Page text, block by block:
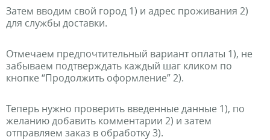
Затем вводим свой город 1) и адрес проживания 2)
для службы доставки.
Отмечаем предпочтительный вариант оплаты 1), не
забываем подтверждать каждый шаг кликом по
кнопке “Продолжить оформление” 2).
Теперь нужно проверить введенные данные 1), по
желанию добавить комментарии 2) и затем
отправляем заказ в обработку 3).